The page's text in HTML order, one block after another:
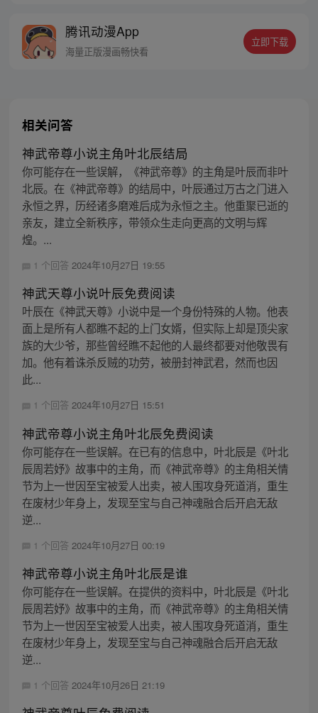
腾讯动漫App
海量正版漫画畅快看
立即下载
相关问答
神武帝尊小说主角叶北辰结局
你可能存在一些误解，《神武帝尊》的主角是叶辰而非叶
北辰。在《神武帝尊》的结局中，叶辰通过万古之门进入
永恒之界，历经诸多磨难后成为永恒之主。他重聚已逝的
亲友，建立全新秩序，带领众生走向更高的文明与辉
煌。...
1 个回答 2024年10月27日 19:55
神武天尊小说叶辰免费阅读
叶辰在《神武天尊》小说中是一个身份特殊的人物。他表
面上是所有人都瞧不起的上门女婿，但实际上却是顶尖家
族的大少爷，那些曾经瞧不起他的人最终都要对他敬畏有
加。他有着诛杀反贼的功劳，被册封神武君，然而也因
此...
1 个回答 2024年10月27日 15:51
神武帝尊小说主角叶北辰免费阅读
你可能存在一些误解。在已有的信息中，叶北辰是《叶北
辰周若妤》故事中的主角，而《神武帝尊》的主角相关情
节为上一世因至宝被爱人出卖，被人围攻身死道消，重生
在废材少年身上，发现至宝与自己神魂融合后开启无敌
逆...
1 个回答 2024年10月27日 00:19
神武帝尊小说主角叶北辰是谁
你可能存在一些误解。在提供的资料中，叶北辰是《叶北
辰周若妤》故事中的主角，而《神武帝尊》的主角相关情
节为上一世因至宝被爱人出卖，被人围攻身死道消，重生
在废材少年身上，发现至宝与自己神魂融合后开启无敌
逆...
1 个回答 2024年10月26日 21:19